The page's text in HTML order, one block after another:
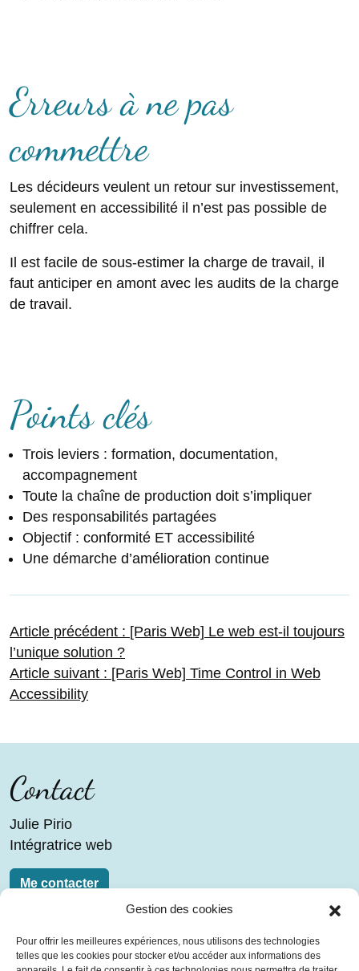
Gestion des cookies
Pour offrir les meilleures expériences, nous utilisons des technologies
telles que les cookies pour stocker et/ou accéder aux informations des
Erreurs à ne pas
commettre
Les décideurs veulent un retour sur investissement,
seulement en accessibilité il n’est pas possible de
chiffrer cela.
Il est facile de sous-estimer la charge de travail, il
faut anticiper en amont avec les audits de la charge
de travail.
Points clés
Trois leviers : formation, documentation,
accompagnement
Toute la chaîne de production doit s’impliquer
Des responsabilités partagées
Objectif : conformité ET accessibilité
Une démarche d’amélioration continue
Navigation
de
l’article
Article précédent : Article
[Paris Web] Le web est-il toujours
l’unique solution ?
Article suivant : Article
[Paris Web] Time Control in Web
Accessibility
Contact
Julie Pirio
Intégratrice web
Me contacter
Liens
Blog